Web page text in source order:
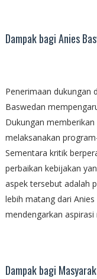
Dampak bagi Anies
Penerimaan dukungan
Baswedan
Dukungan
melaksanakan
Sementara kritik
perbaikan kebijakan
aspek tersebut adalah
lebih matang dari
mendengarkan aspirasi
Dampak bagi